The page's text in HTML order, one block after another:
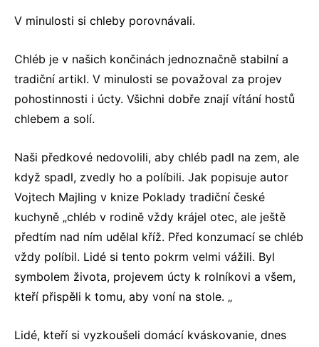
V minulosti si chleby porovnávali.
Chléb je v našich končinách jednoznačně stabilní a
tradiční artikl. V minulosti se považoval za projev
pohostinnosti i úcty. Všichni dobře znají vítání hostů
chlebem a solí.
Naši předkové nedovolili, aby chléb padl na zem, ale
když spadl, zvedly ho a políbili. Jak popisuje autor
Vojtech Majling v knize Poklady tradiční české
kuchyně „chléb v rodině vždy krájel otec, ale ještě
předtím nad ním udělal kříž. Před konzumací se chléb
vždy políbil. Lidé si tento pokrm velmi vážili. Byl
symbolem života, projevem úcty k rolníkovi a všem,
kteří přispěli k tomu, aby voní na stole. „
Lidé, kteří si vyzkoušeli domácí kváskovanie, dnes